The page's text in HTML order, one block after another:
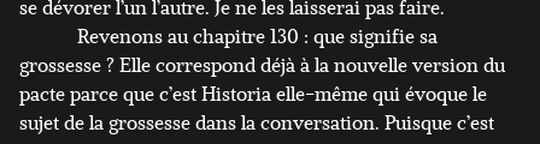
se dévorer l’un l’autre. Je ne les laisserai pas faire.
Revenons au chapitre 130 : que signifie sa
grossesse ? Elle correspond déjà à la nouvelle version du
pacte parce que c’est Historia elle-même qui évoque le
sujet de la grossesse dans la conversation. Puisque c’est